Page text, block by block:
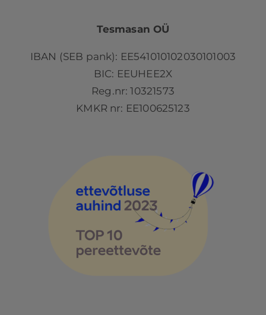
Tesmasan OÜ
IBAN (SEB pank): EE541010102030101003
BIC: EEUHEE2X
Reg.nr: 10321573
KMKR nr: EE100625123